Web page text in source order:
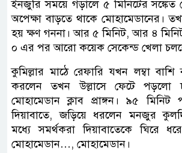
ইনজুরি সময়ে গড়ালে ৫ মিনিটের সঙ্কেত
অপেক্ষা বাড়তে থাকে মোহামেডানের।
হয় ক্ষণ গননা। আর ৫ মিনিট, আর ৪
০ এর পর আরো কয়েক সেকেন্ড খেলা
কুমিল্লার মাঠে রেফারি যখন লম্বা
করলেন তখন উল্লাসে ফেটে পড়লো
মোহামেডান ক্লাব প্রাঙ্গন। ৯৫
দিয়াবাতে, জড়িয়ে ধরলেন মনজুর
মধ্যে সমর্থকরা দিয়াবাতেকে ঘিরে
মোহামেডান…, মোহামেডান।